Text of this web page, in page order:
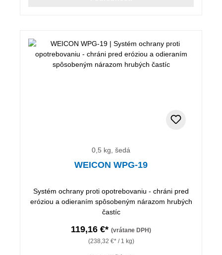
0,5 kg, šedá
WEICON WPG-19
Systém ochrany proti opotrebovaniu - chráni pred
eróziou a odieraním spôsobeným nárazom hrubých
častíc
119,16 €* (vrátane DPH)
(238,32 €* / 1 kg)